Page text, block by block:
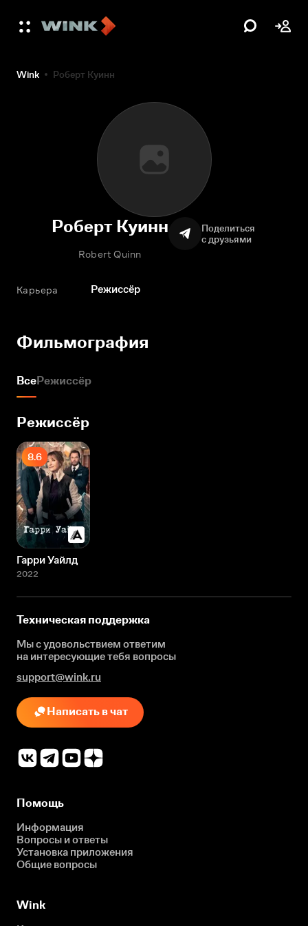
Wink Роберт Куинн
Роберт Куинн
Robert Quinn
Поделиться
с друзьями
Карьера Режиссёр
Фильмография
ВсеРежиссёр
Режиссёр
8.6
Гарри Уайлд
2022
Техническая поддержка
Мы с удовольствием ответим
на интересующиетебя вопросы
support@wink.ru
Написать в чат
Помощь
Информация
Вопросы и ответы
Установка приложения
Общие вопросы
Wink